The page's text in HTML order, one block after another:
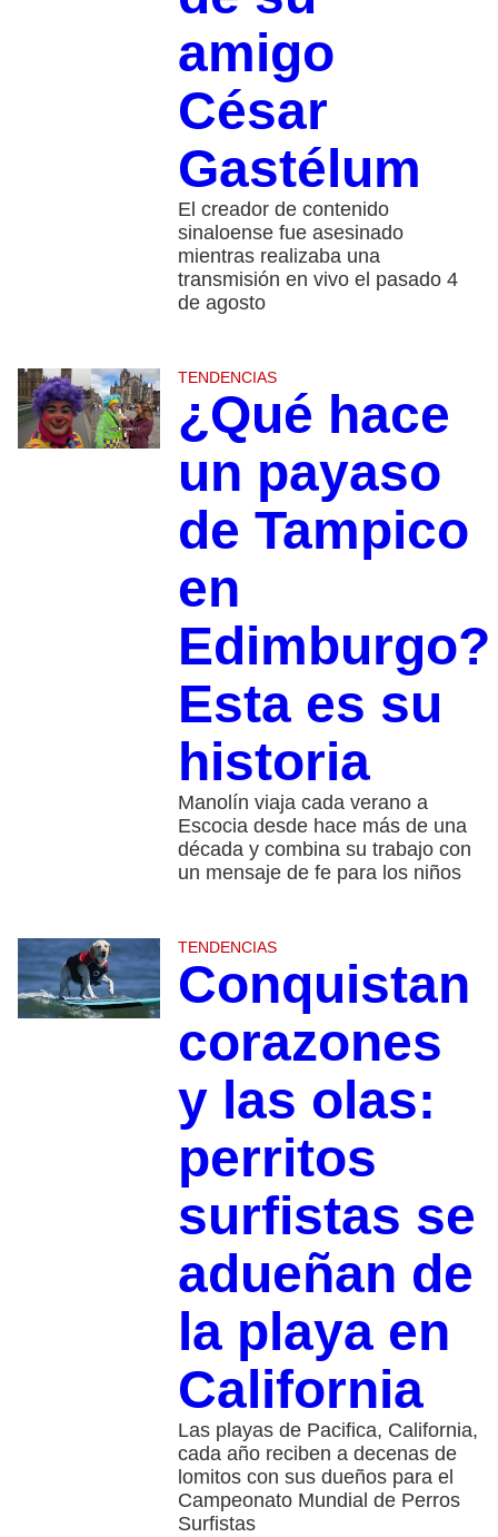
amigo
César
Gastélum
El creador de contenido
sinaloense fue asesinado
mientras realizaba una
transmisión en vivo el pasado 4
de agosto
TENDENCIAS
¿Qué hace
un payaso
de Tampico
en
Edimburgo?
Esta es su
historia
Manolín viaja cada verano a
Escocia desde hace más de una
década y combina su trabajo con
un mensaje de fe para los niños
TENDENCIAS
Conquistan
corazones
y las olas:
perritos
surfistas se
adueñan de
la playa en
California
Las playas de Pacifica, California,
cada año reciben a decenas de
lomitos con sus dueños para el
Campeonato Mundial de Perros
Surfistas